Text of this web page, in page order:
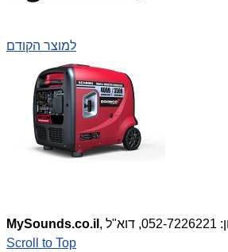
למוצר הקודם
MySounds.co.il
Scroll to Top